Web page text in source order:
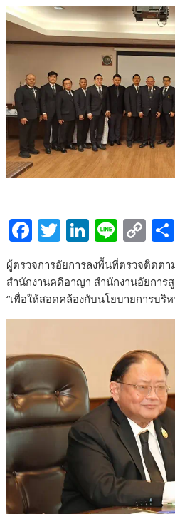
F
ac
e
b
o
k
T
w
itt
er
Li
n
k
e
dI
Li
n
e
C
o
p
y
Li
n
k
ผู้ตรวจการอัยการลงพื้นที่ตรวจติดต
สำนักงานคดีอาญา สำนักงานอัยการ
“เพื่อให้สอดคล้องกับนโยบายการบริห